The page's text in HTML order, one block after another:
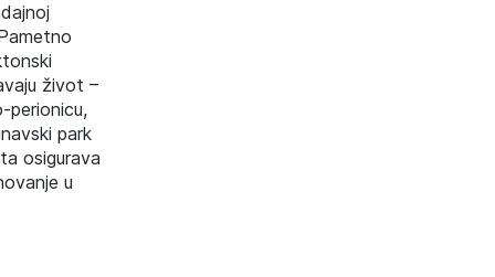
život –
perionicu,
park
osigurava
u